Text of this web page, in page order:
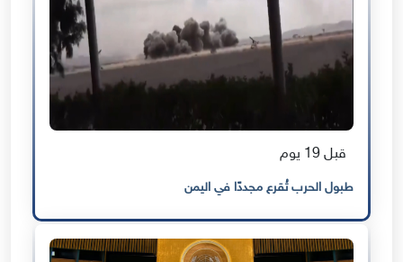
قبل 19 يوم
طبول الحرب تُقرع مجددًا في اليمن